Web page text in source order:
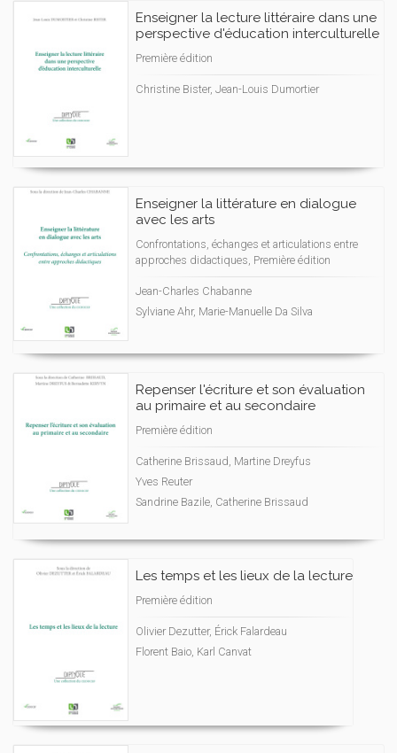
Enseigner la lecture littéraire dans une
perspective d'éducation interculturelle
Première édition
Christine Bister, Jean-Louis Dumortier
Enseigner la littérature en dialogue
avec les arts
Confrontations, échanges et articulations entre
approches didactiques, Première édition
Jean-Charles Chabanne
Sylviane Ahr, Marie-Manuelle Da Silva
Repenser l'écriture et son évaluation
au primaire et au secondaire
Première édition
Catherine Brissaud, Martine Dreyfus
Yves Reuter
Sandrine Bazile, Catherine Brissaud
Les temps et les lieux de la lecture
Première édition
Olivier Dezutter, Érick Falardeau
Florent Baio, Karl Canvat